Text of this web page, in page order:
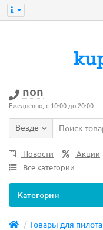
non
Ежедневно, с 10:00 до 20:00
Везде
Новости Акции
Все категории
Категории
Товары для пилота